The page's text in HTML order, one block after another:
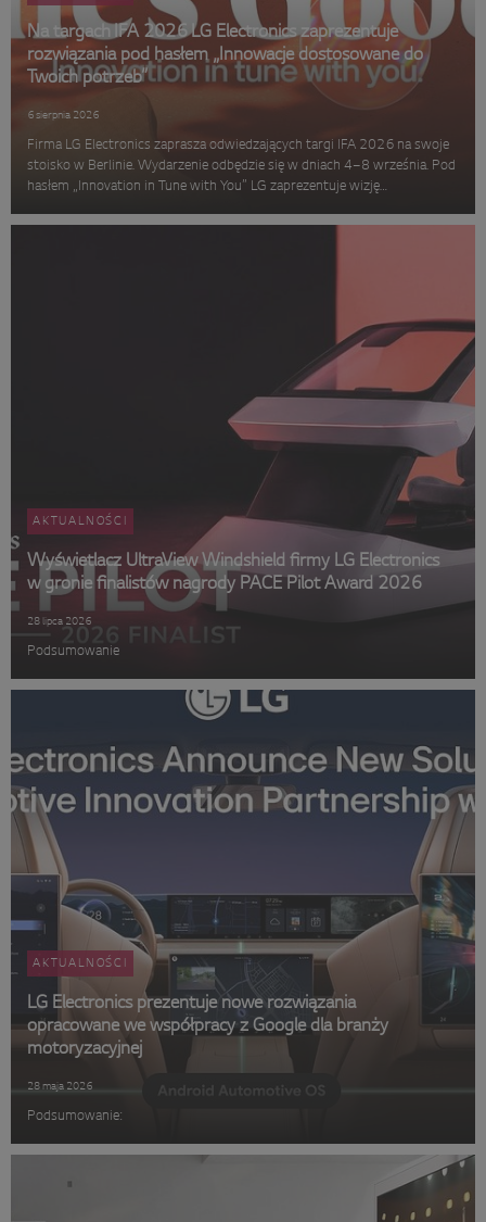
Na targach IFA 2026 LG Electronics zaprezentuje
rozwiązania pod hasłem „Innowacje dostosowane do
Twoich potrzeb”
6 sierpnia 2026
Firma LG Electronics zaprasza odwiedzających targi IFA 2026 na swoje
stoisko w Berlinie. Wydarzenie odbędzie się w dniach 4–8 września. Pod
hasłem „Innovation in Tune with You” LG zaprezentuje wizję
rozwi...
AKTUALNOŚCI
Wyświetlacz UltraView Windshield firmy LG Electronics
w gronie finalistów nagrody PACE Pilot Award 2026
28 lipca 2026
Podsumowanie
AKTUALNOŚCI
LG Electronics prezentuje nowe rozwiązania
opracowane we współpracy z Google dla branży
motoryzacyjnej
28 maja 2026
Podsumowanie: